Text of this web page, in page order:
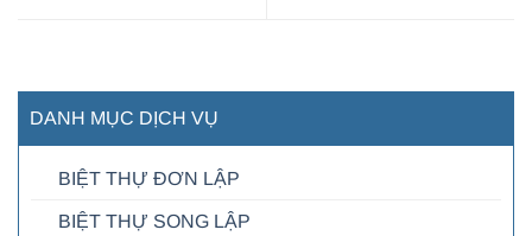
DANH MỤC DỊCH VỤ
BIỆT THỰ ĐƠN LẬP
BIỆT THỰ SONG LẬP